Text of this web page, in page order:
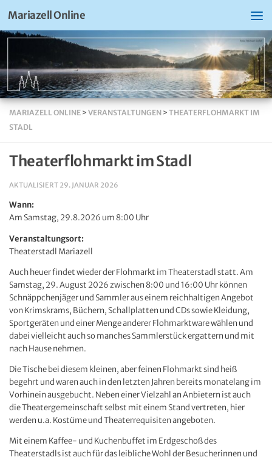
Mariazell Online
MARIAZELL ONLINE > VERANSTALTUNGEN > THEATERFLOHMARKT IM
STADL
Theaterflohmarkt im Stadl
AKTUALISIERT 29. JANUAR 2026
Wann:
Am Samstag, 29.8.2026 um 8:00 Uhr
Veranstaltungsort:
Theaterstadl Mariazell
Auch heuer findet wieder der Flohmarkt im Theaterstadl statt. Am
Samstag, 29. August 2026 zwischen 8:00 und 16:00 Uhr können
Schnäppchenjäger und Sammler aus einem reichhaltigen Angebot
von Krimskrams, Büchern, Schallplatten und CDs sowie Kleidung,
Sportgeräten und einer Menge anderer Flohmarktware wählen und
dabei vielleicht auch so manches Sammlerstück ergattern und mit
nach Hause nehmen.
Die Tische bei diesem kleinen, aber feinen Flohmarkt sind heiß
begehrt und waren auch in den letzten Jahren bereits monatelang im
Vorhinein ausgebucht. Neben einer Vielzahl an Anbietern ist auch
die Theatergemeinschaft selbst mit einem Stand vertreten, hier
werden u.a. Kostüme und Theaterrequisiten angeboten.
Mit einem Kaffee- und Kuchenbuffet im Erdgeschoß des
Theaterstadls ist auch für das leibliche Wohl der Besucherinnen und